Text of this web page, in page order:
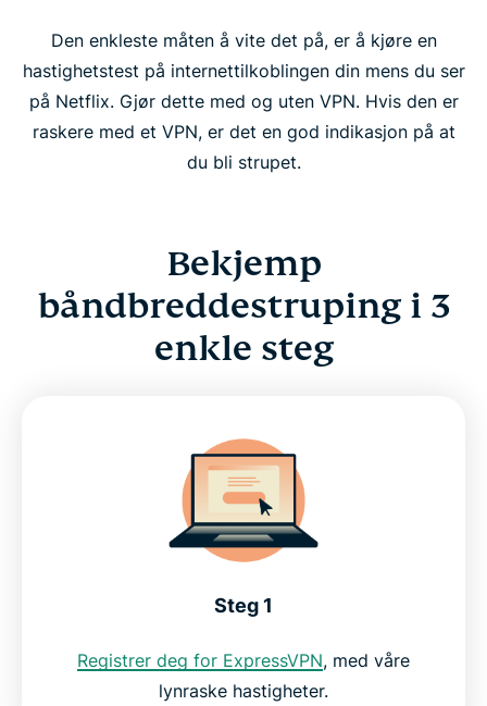
Den enkleste måten å vite det på, er å kjøre en
hastighetstest på internettilkoblingen din mens du ser
på Netflix. Gjør dette med og uten VPN. Hvis den er
raskere med et VPN, er det en god indikasjon på at
du bli strupet.
Bekjemp
båndbreddestruping i 3
enkle steg
Steg 1
Registrer deg for ExpressVPN, med våre
lynraske hastigheter.